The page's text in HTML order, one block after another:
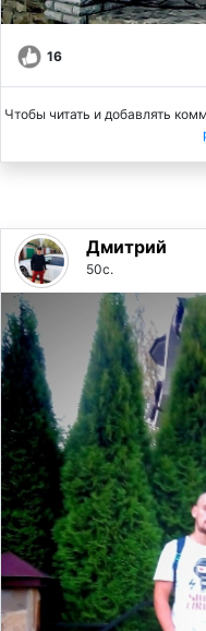
16
Чтобы читать и добавлять
Дмитрий
50с.